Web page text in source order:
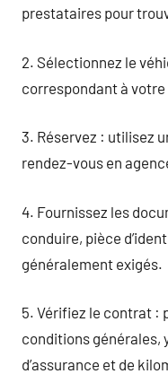
prestataires pour
2. Sélectionnez le
correspondant à
3. Réservez : utilisez
rendez-vous en
4. Fournissez les
conduire, pièce
généralement exigés.
5. Vérifiez le contrat :
conditions générales,
d’assurance et de